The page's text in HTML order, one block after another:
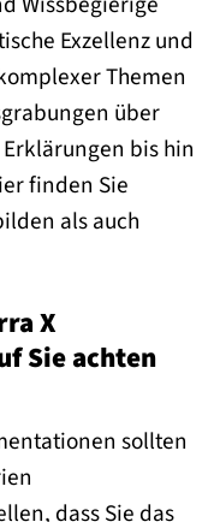
Exzellenz und
Themen
über
bis hin
finden Sie
als auch
X
Sie achten
sollten
dass Sie das